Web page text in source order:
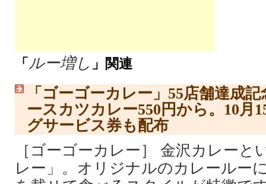
「 ルー増し 」関連
「ゴーゴーカレー」55店舗達成
ースカツカレー550円から。10月
グサービス券も配布
［ゴーゴーカレー］ 金沢カレーと
レー」。オリジナルのカレールー